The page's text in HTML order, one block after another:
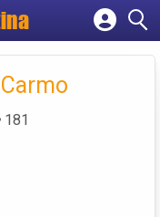
empresa
181